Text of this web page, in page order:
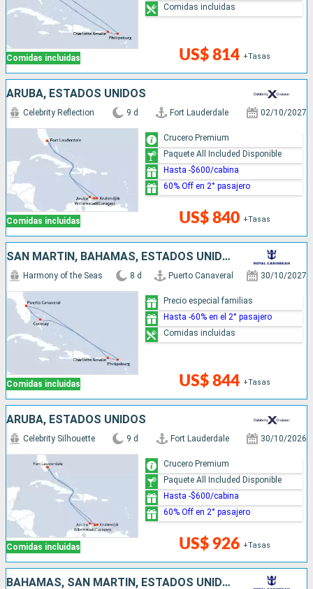
Comidas incluidas US$ 814 +Tasas
Comidas incluidas
ARUBA, ESTADOS UNIDOS
Comidas incluidas
Celebrity Reflection 9 d Fort Lauderdale 02/10/2027
US$ 840 +Tasas
Crucero Premium
Paquete All Included Disponible
Hasta -$600/cabina
60% Off en 2° pasajero
SAN MARTÍN, BAHAMAS, ESTADOS UNIDOS
Comidas incluidas
Harmony of the Seas 8 d Puerto Canaveral 30/10/2027
US$ 844 +Tasas
Precio especial familias
Hasta -60% en el 2° pasajero
Comidas incluidas
ARUBA, ESTADOS UNIDOS
Comidas incluidas
Celebrity Silhouette 9 d Fort Lauderdale 30/10/2026
US$ 926 +Tasas
Crucero Premium
Paquete All Included Disponible
Hasta -$600/cabina
60% Off en 2° pasajero
BAHAMAS, SAN MARTÍN, ESTADOS UNIDOS